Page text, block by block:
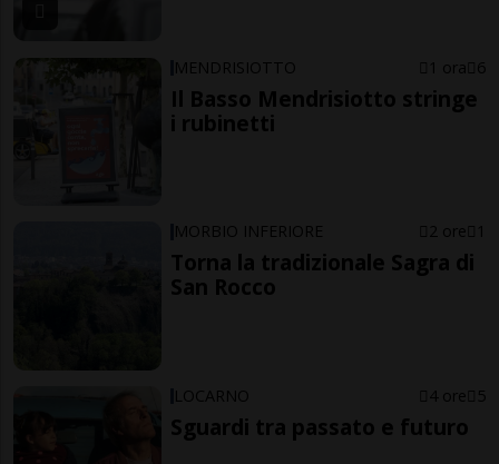
MENDRISIOTTO 1 ora 6
Il Basso Mendrisiotto stringe
i rubinetti
MORBIO INFERIORE 2 ore 1
Torna la tradizionale Sagra di
San Rocco
LOCARNO 4 ore 5
Sguardi tra passato e futuro